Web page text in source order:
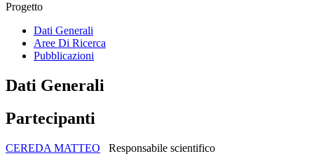
Progetto
Dati Generali
Aree Di Ricerca
Pubblicazioni
Dati Generali
Partecipanti
CEREDA MATTEO Responsabile scientifico